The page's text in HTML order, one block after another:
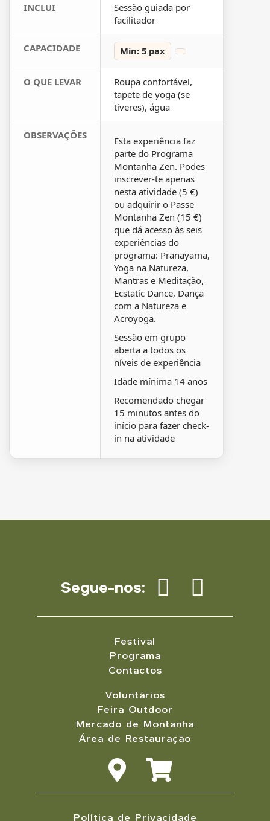
INCLUI
Sessão guiada por
facilitador
CAPACIDADE Min: 5 pax
O QUE LEVAR
Roupa confortável,
tapete de yoga (se
tiveres), água
OBSERVAÇÕES
Esta experiência faz
parte do Programa
Montanha Zen. Podes
inscrever-te apenas
nesta atividade (5 €)
ou adquirir o Passe
Montanha Zen (15 €)
que dá acesso às seis
experiências do
programa: Pranayama,
Yoga na Natureza,
Mantras e Meditação,
Ecstatic Dance, Dança
com a Natureza e
Acroyoga.
Sessão em grupo
aberta a todos os
níveis de experiência
Idade mínima 14 anos
Recomendado chegar
15 minutos antes do
início para fazer check-
in na atividade
Segue-nos:
Festival
Programa
Contactos
Voluntários
Feira Outdoor
Mercado de Montanha
Área de Restauração
Política de Privacidade